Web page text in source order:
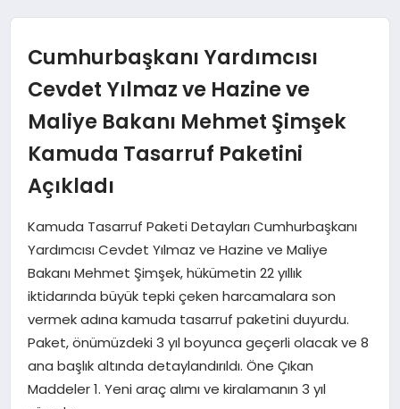
SEYAHAT
TEKNOLOJI
YAŞAM
Cumhurbaşkanı Yardımcısı
Cevdet Yılmaz ve Hazine ve
Maliye Bakanı Mehmet Şimşek
Kamuda Tasarruf Paketini
Açıkladı
Kamuda Tasarruf Paketi Detayları Cumhurbaşkanı
Yardımcısı Cevdet Yılmaz ve Hazine ve Maliye
Bakanı Mehmet Şimşek, hükümetin 22 yıllık
iktidarında büyük tepki çeken harcamalara son
vermek adına kamuda tasarruf paketini duyurdu.
Paket, önümüzdeki 3 yıl boyunca geçerli olacak ve 8
ana başlık altında detaylandırıldı. Öne Çıkan
Maddeler 1. Yeni araç alımı ve kiralamanın 3 yıl